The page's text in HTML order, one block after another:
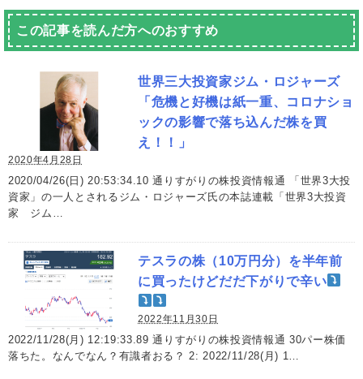
この記事を読んだ方へのおすすめ
世界三大投資家ジム・ロジャーズ
「危機と好機は紙一重、コロナショ
ックの影響で落ち込んだ株を買
え！！」
2020年4月28日
2020/04/26(日) 20:53:34.10 通りすがりの株投資情報通 「世界3大投
資家」の一人とされるジム・ロジャーズ氏の本誌連載「世界3大投資
家 ジム…
テスラの株（10万円分）を半年前
に買ったけどだだ下がりで辛い
2022年11月30日
2022/11/28(月) 12:19:33.89 通りすがりの株投資情報通 30パー株価
落ちた。なんでなん？有識者おる？ 2: 2022/11/28(月) 1…